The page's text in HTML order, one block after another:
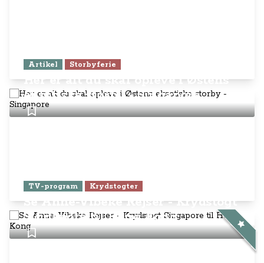
Artikel Storbyferie
Her er alt du skal opleve i Østens
eksotiske storby - Singapore
TV-program Krydstogter
Se Anne-Vibeke Rejser - Krydstogt
Singapore til Hong Kong